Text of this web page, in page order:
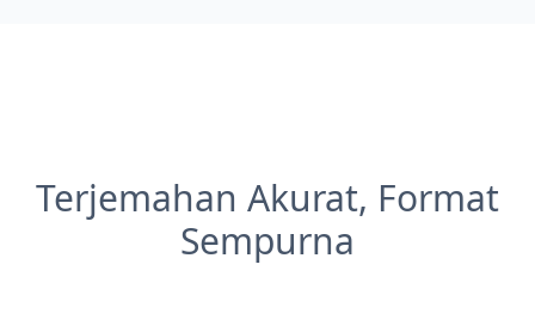
Terjemahan Akurat, Format
Sempurna